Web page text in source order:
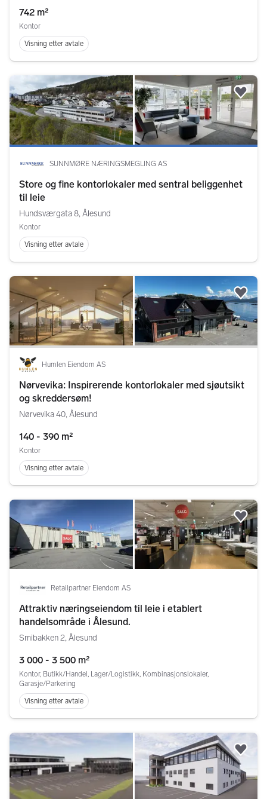
742 m²
Kontor
Visning etter avtale
SUNNMØRE NÆRINGSMEGLING AS
Store og fine kontorlokaler med sentral beliggenhet
til leie
Hundsværgata 8, Ålesund
Kontor
Visning etter avtale
Humlen Eiendom AS
Nørvevika: Inspirerende kontorlokaler med sjøutsikt
og skreddersøm!
Nørvevika 40, Ålesund
140 - 390 m²
Kontor
Visning etter avtale
Retailpartner Eiendom AS
Attraktiv næringseiendom til leie i etablert
handelsområde i Ålesund.
Smibakken 2, Ålesund
3 000 - 3 500 m²
Kontor, Butikk/Handel, Lager/Logistikk, Kombinasjonslokaler,
Garasje/Parkering
Visning etter avtale